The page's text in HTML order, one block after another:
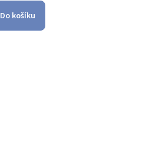
Do košíku